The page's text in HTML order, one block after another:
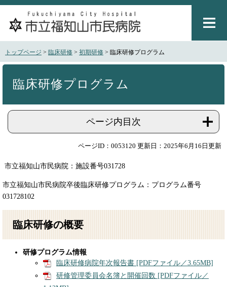
ペ
メ
トップページ > 臨床研修 > 初期研修 > 臨床研修プログラム
臨床研修プログラム
ページ内目次
ページID：0053120 更新日：2025年6月16日更新
市立福知山市民病院：施設番号031728
市立福知山市民病院卒後臨床研修プログラム：プログラム番号
031728102
臨床研修の概要
研修プログラム情報
臨床研修病院年次報告書 [PDFファイル／3.65MB]
研修管理委員会名簿と開催回数 [PDFファイル／